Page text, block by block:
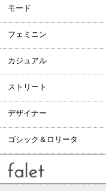
モード
フェミニン
カジュアル
ストリート
デザイナー
ゴシック＆ロリータ